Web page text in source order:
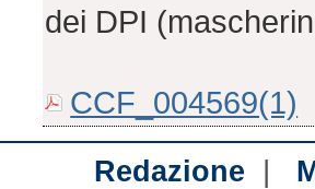
dei DPI
CCF_004569(1)
Redazione |